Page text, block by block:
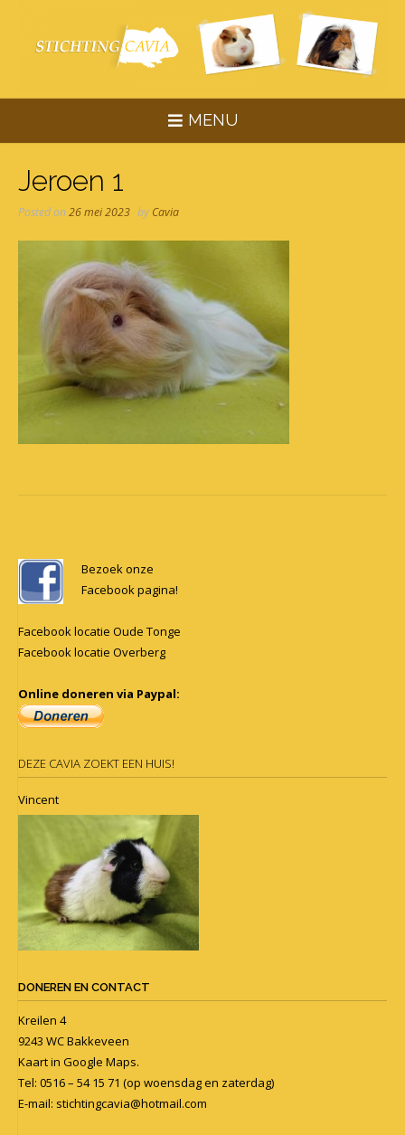
content
MENU
Jeroen 1
Posted on26 mei 2023 by Cavia
navigation
Bezoek onze
Facebook pagina!
Facebook locatie Oude Tonge
Facebook locatie Overberg
Online doneren via Paypal:
DEZE CAVIA ZOEKT EEN HUIS!
Vincent
DONEREN EN CONTACT
Kreilen 4
9243 WC Bakkeveen
Kaart in Google Maps.
Tel: 0516 – 54 15 71 (op woensdag en zaterdag)
E-mail: stichtingcavia@hotmail.com